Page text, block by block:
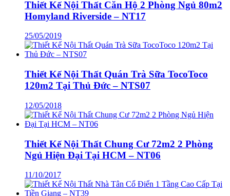
Thiết Kế Nội Thất Căn Hộ 2 Phòng Ngủ 80m2
Homyland Riverside – NT17
25/05/2019
Thiết Kế Nội Thất Quán Trà Sữa TocoToco
120m2 Tại Thủ Đức – NTS07
12/05/2018
Thiết Kế Nội Thất Chung Cư 72m2 2 Phòng
Ngủ Hiện Đại Tại HCM – NT06
11/10/2017